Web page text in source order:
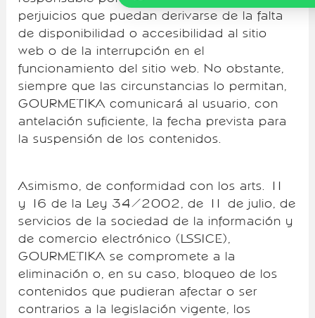
perjuicios que puedan derivarse de la falta
de disponibilidad o accesibilidad al sitio
web o de la interrupción en el
funcionamiento del sitio web. No obstante,
siempre que las circunstancias lo permitan,
GOURMETIKA comunicará al usuario, con
antelación suficiente, la fecha prevista para
la suspensión de los contenidos.
Asimismo, de conformidad con los arts. 11
y 16 de la Ley 34/2002, de 11 de julio, de
servicios de la sociedad de la información y
de comercio electrónico (LSSICE),
GOURMETIKA se compromete a la
eliminación o, en su caso, bloqueo de los
contenidos que pudieran afectar o ser
contrarios a la legislación vigente, los